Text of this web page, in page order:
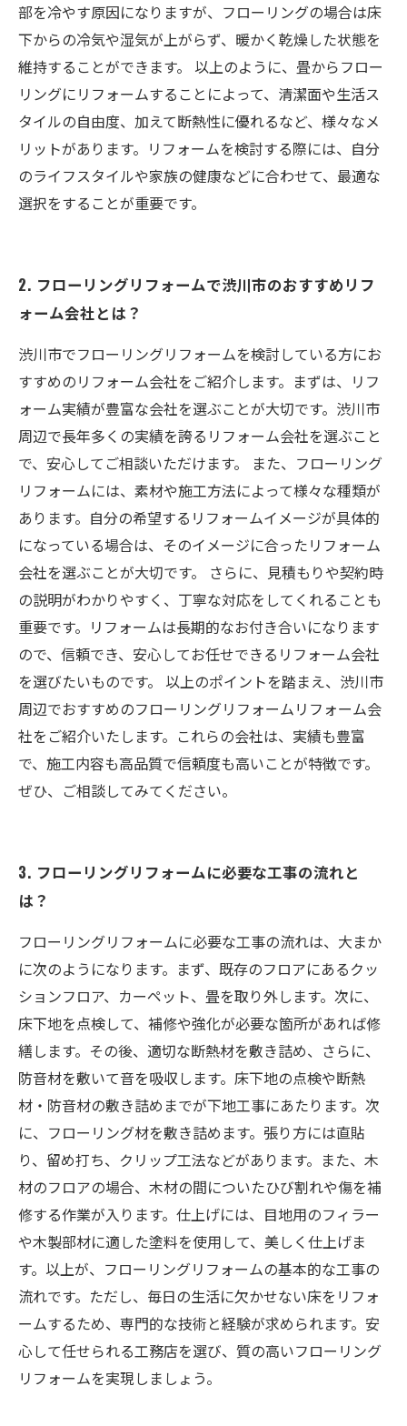
部を冷やす原因になりますが、フローリングの場合は床
下からの冷気や湿気が上がらず、暖かく乾燥した状態を
維持することができます。 以上のように、畳からフロー
リングにリフォームすることによって、清潔面や生活ス
タイルの自由度、加えて断熱性に優れるなど、様々なメ
リットがあります。リフォームを検討する際には、自分
のライフスタイルや家族の健康などに合わせて、最適な
選択をすることが重要です。
2. フローリングリフォームで渋川市のおすすめリフ
ォーム会社とは？
渋川市でフローリングリフォームを検討している方にお
すすめのリフォーム会社をご紹介します。まずは、リフ
ォーム実績が豊富な会社を選ぶことが大切です。渋川市
周辺で長年多くの実績を誇るリフォーム会社を選ぶこと
で、安心してご相談いただけます。 また、フローリング
リフォームには、素材や施工方法によって様々な種類が
あります。自分の希望するリフォームイメージが具体的
になっている場合は、そのイメージに合ったリフォーム
会社を選ぶことが大切です。 さらに、見積もりや契約時
の説明がわかりやすく、丁寧な対応をしてくれることも
重要です。リフォームは長期的なお付き合いになります
ので、信頼でき、安心してお任せできるリフォーム会社
を選びたいものです。 以上のポイントを踏まえ、渋川市
周辺でおすすめのフローリングリフォームリフォーム会
社をご紹介いたします。これらの会社は、実績も豊富
で、施工内容も高品質で信頼度も高いことが特徴です。
ぜひ、ご相談してみてください。
3. フローリングリフォームに必要な工事の流れと
は？
フローリングリフォームに必要な工事の流れは、大まか
に次のようになります。まず、既存のフロアにあるクッ
ションフロア、カーペット、畳を取り外します。次に、
床下地を点検して、補修や強化が必要な箇所があれば修
繕します。その後、適切な断熱材を敷き詰め、さらに、
防音材を敷いて音を吸収します。床下地の点検や断熱
材・防音材の敷き詰めまでが下地工事にあたります。次
に、フローリング材を敷き詰めます。張り方には直貼
り、留め打ち、クリップ工法などがあります。また、木
材のフロアの場合、木材の間についたひび割れや傷を補
修する作業が入ります。仕上げには、目地用のフィラー
や木製部材に適した塗料を使用して、美しく仕上げま
す。以上が、フローリングリフォームの基本的な工事の
流れです。ただし、毎日の生活に欠かせない床をリフォ
ームするため、専門的な技術と経験が求められます。安
心して任せられる工務店を選び、質の高いフローリング
リフォームを実現しましょう。